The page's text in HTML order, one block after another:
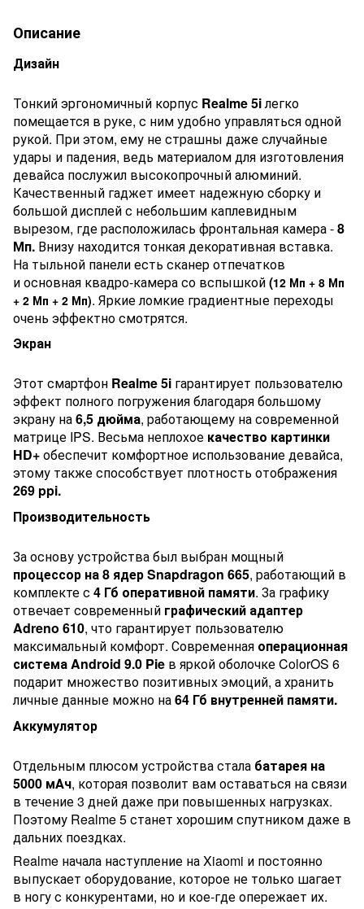
Описание
Дизайн
Тонкий эргономичный корпус Realme 5iлегко
помещается в руке, с ним удобно управляться одной
рукой. При этом, ему не страшны даже случайные
удары и падения, ведь материалом для изготовления
девайса послужил высокопрочный алюминий.
Качественный гаджет имеет надежную сборку и
большой дисплей с небольшим каплевидным
вырезом, где расположилась фронтальная камера -8
Мп. Внизу находится тонкая декоративная вставка.
На тыльной панели есть сканер отпечатков
и основная квадро-камерасо вспышкой(12 Мп + 8 Мп
+ 2 Мп + 2 Мп). Яркие ломкие градиентные переходы
очень эффектно смотрятся.
Экран
Этот смартфон Realme 5i гарантирует пользователю
эффект полного погружения благодаря большому
экрану на6,5 дюйма, работающему на современной
матрице IPS. Весьма неплохое качество картинки
HD+обеспечит комфортное использование девайса,
этому также способствует плотность отображения
269 ppi.
Производительность
За основу устройства был выбран мощный
процессор на 8 ядер Snapdragon 665, работающий в
комплекте с 4 Гб оперативной памяти. За графику
отвечает современный графический адаптер
Adreno 610, что гарантирует пользователю
максимальный комфорт. Современная операционная
система Android 9.0 Pie в яркой оболочке ColorOS 6
подарит множество позитивных эмоций, а хранить
личные данные можно на64 Гб внутренней памяти.
Аккумулятор
Отдельным плюсом устройства стала батарея на
5000 мАч, которая позволит вам оставаться на связи
в течение 3 дней даже при повышенных нагрузках.
Поэтому Realme 5 станет хорошим спутником даже в
дальних поездках.
Realme начала наступление на Xiaomi и постоянно
выпускает оборудование, которое не только шагает
в ногу с конкурентами, но и кое-где опережает их.